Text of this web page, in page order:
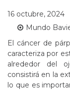
16 octubre, 2024
Mundo
El cáncer de
caracteriza por
alrededor del
consistirá en la
lo que es